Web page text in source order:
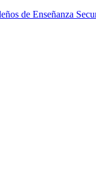
de Enseñanza